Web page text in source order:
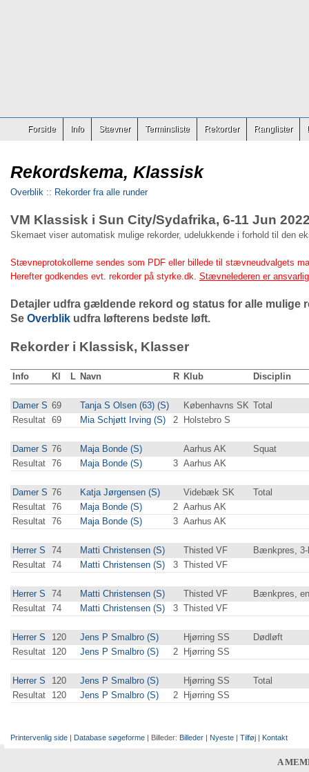
Forside Info Stævner Terminsliste Rekorder Ranglister
Rekordskema, Klassisk
Overblik :: Rekorder fra alle runder
VM Klassisk i Sun City/Sydafrika, 6-11 Jun
Skemaet viser automatisk mulige rekorder, udelukkende i forhold til den
Stævneprotokollerne sendes som PDF eller billede til stævneudvalgets
Herefter godkendes evt. rekorder på styrke.dk. Stævnelederen er
Detajler udfra gældende rekord og status for alle mulige
Se Overblik udfra løfterens bedste løft.
Rekorder i Klassisk, Klasser
Info Kl L Navn R Klub Disciplin
Damer S 69 Tanja S Olsen (63) (S) Københavns SK Total
Resultat 69 Mia Schjøtt Irving (S) 2 Holstebro S
Damer S 76 Maja Bonde (S) Aarhus AK
Squat
Resultat 76 Maja Bonde (S) 3 Aarhus AK
Damer S 76 Katja Jørgensen (S) Videbæk SK
Total
Resultat 76 Maja Bonde (S) 2 Aarhus AK
Resultat 76 Maja Bonde (S) 3 Aarhus AK
Herrer S 74 Matti Christensen (S) Thisted VF
Bænkpres, 3-
Resultat 74 Matti Christensen (S) 3 Thisted VF
Herrer S 74 Matti Christensen (S) Thisted VF
Bænkpres,
Resultat 74 Matti Christensen (S) 3 Thisted VF
Herrer S 120 Jens P Smalbro (S) Hjørring SS
Dødløft
Resultat
120 Jens P Smalbro (S) 2 Hjørring SS
Herrer S 120 Jens P Smalbro (S) Hjørring SS
Total
Resultat
120 Jens P Smalbro (S) 2 Hjørring SS
Printervenlig side | Database søgeforme | Billeder: Billeder | Nyeste | Tilføj | Kontakt
A